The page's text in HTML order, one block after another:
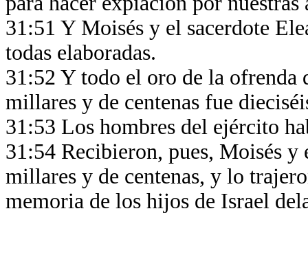
31:51 Y Moisés y el sacerdote
todas elaboradas.
31:52 Y todo el oro de la ofrenda
millares y de centenas fue
31:53 Los hombres del ejército
31:54 Recibieron, pues, Moisés y
millares y de centenas, y lo
memoria de los hijos de Israel